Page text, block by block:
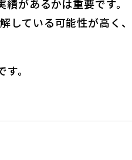
があるかは重要です。
している可能性が高く
。